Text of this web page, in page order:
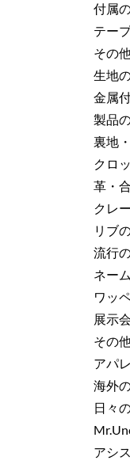
付属
テー
その
生地
金属
製品
裏地
クロ
革・
クレ
リブ
流行
ネー
ワッ
展示
その
アパ
海外
日々
アシ